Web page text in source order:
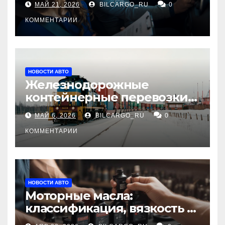
МАЙ 21, 2026 BILCARGO_RU 0
КОММЕНТАРИИ
НОВОСТИ АВТО
Железнодорожные
контейнерные перевозки
из Китая в Россию:
маршруты, сроки и
требования
МАЙ 6, 2026 BILCARGO_RU 0
КОММЕНТАРИИ
НОВОСТИ АВТО
Моторные масла:
классификация, вязкость и
рекомендации по выбору